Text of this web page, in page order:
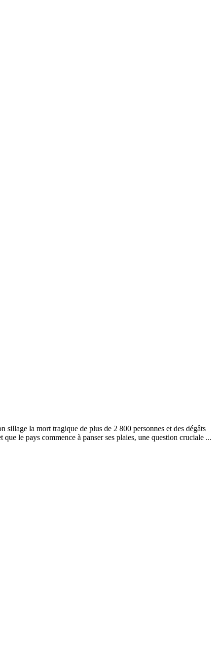
sillage la mort tragique de plus de 2 800 personnes et des dégâts
le pays commence à panser ses plaies, une question cruciale ...